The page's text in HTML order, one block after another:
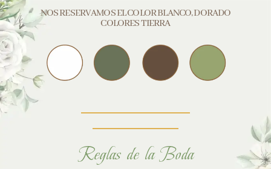
NOS RESERVAMOS EL COLOR BLANCO, DORADO
COLORES TIERRA
Reglas de la Boda